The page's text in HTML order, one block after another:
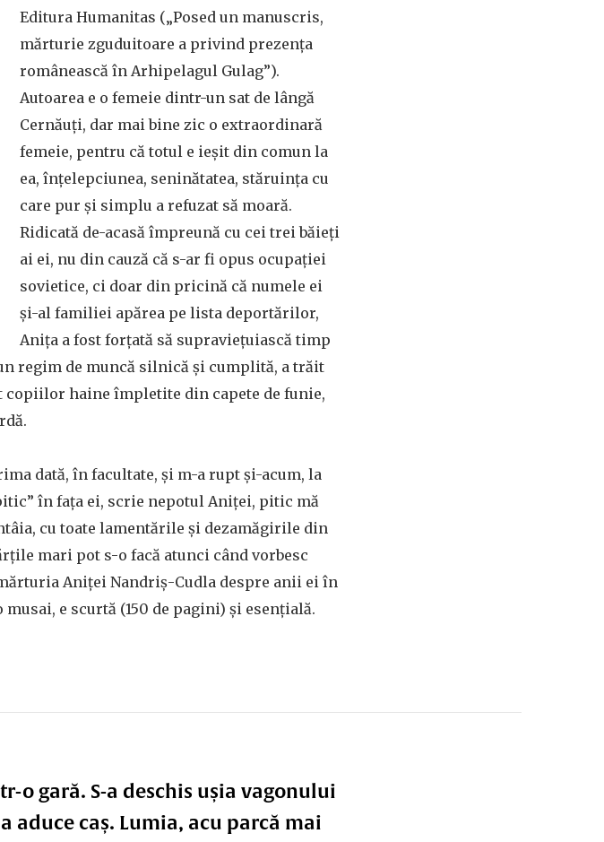
Editura Humanitas („Posed un manuscris,
mărturie zguduitoare a privind prezența
românească în Arhipelagul Gulag”).
Autoarea e o femeie dintr-un sat de lângă
Cernăuți, dar mai bine zic o extraordinară
femeie, pentru că totul e ieșit din comun la
ea, înțelepciunea, seninătatea, stăruința cu
care pur și simplu a refuzat să moară.
Ridicată de-acasă împreună cu cei trei băieți
ai ei, nu din cauză că s-ar fi opus ocupației
sovietice, ci doar din pricină că numele ei
și-al familiei apărea pe lista deportărilor,
Anița a fost forțată să supraviețuiască timp
regim de muncă silnică și cumplită, a trăit
copiilor haine împletite din capete de funie,
dată, în facultate, și m-a rupt și-acum, la
în fața ei, scrie nepotul Aniței, pitic mă
cu toate lamentările și dezamăgirile din
mari pot s-o facă atunci când vorbesc
Aniței Nandriș-Cudla despre anii ei în
e scurtă (150 de pagini) și esențială.
o gară. S-a deschis ușia vagonului
aduce caș. Lumia, acu parcă mai